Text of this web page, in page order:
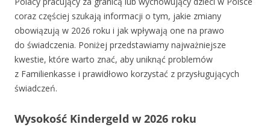
coraz częściej szukają informacji o tym, jakie zmiany
obowiązują w 2026 roku i jak wpływają one na prawo
do świadczenia. Poniżej przedstawiamy najważniejsze
kwestie, które warto znać, aby uniknąć problemów
z Familienkasse i prawidłowo korzystać z przysługujących
świadczeń.
Wysokość Kindergeld w 2026 roku